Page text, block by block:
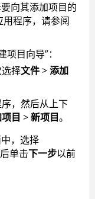
向其添加项目的
程序，请参阅
目向导”：
择文件>添加
，然后从上下
目 >新项目。
，选择
单击下一步以前